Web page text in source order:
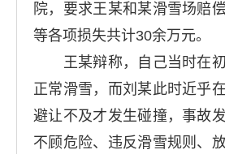
院，要求王某和某滑雪场赔
等各项损失共计30余万元。
王某辩称，自己当时在初
正常滑雪，而刘某此时近乎
避让不及才发生碰撞，事故
不顾危险、违反滑雪规则、